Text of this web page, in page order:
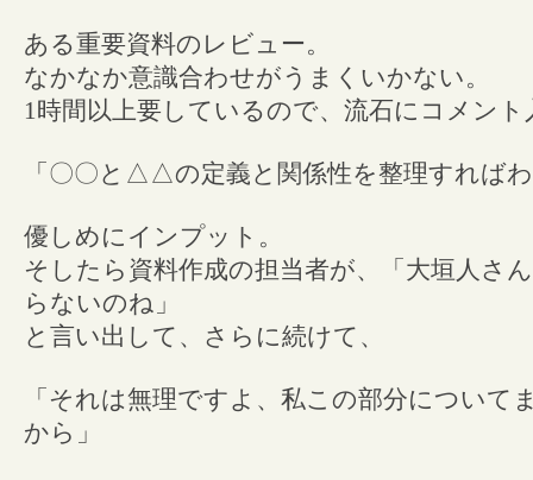
ある重要資料のレビュー。
なかなか意識合わせがうまくいかない。
1時間以上要しているので、流石にコメン
「〇〇と△△の定義と関係性を整理すれば
優しめにインプット。
そしたら資料作成の担当者が、「大垣人
らないのね」
と言い出して、さらに続けて、
「それは無理ですよ、私この部分について
から」